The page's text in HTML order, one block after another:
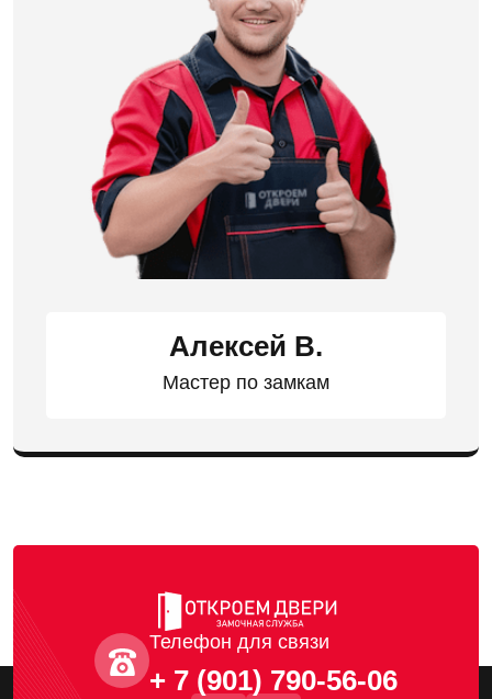
Алексей В.
Мастер по замкам
Телефон для связи
+ 7 (901) 790-56-06